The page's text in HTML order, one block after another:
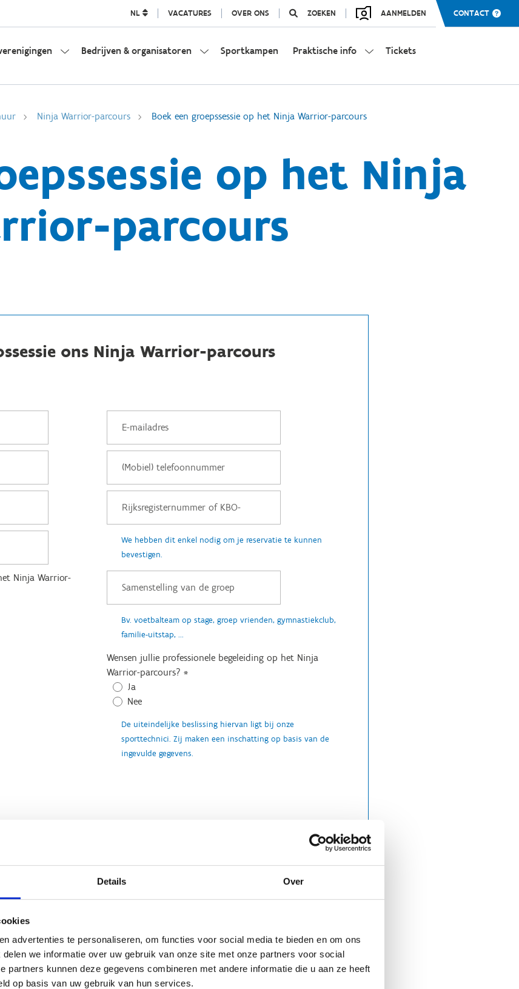
Details Over
advertenties te personaliseren, om functies voor social media te bieden en om ons
we informatie over uw gebruik van onze site met onze partners voor social
partners kunnen deze gegevens combineren met andere informatie die u aan ze heeft
op basis van uw gebruik van hun services.
NL VACATURES OVER ONS ZOEKEN AANMELDEN CONTACT
Bedrijven & organisatoren Sportkampen Praktische info Tickets
Ninja Warrior-parcours Boek een groepssessie op het Ninja Warrior-parcours
op het Ninja
parcours
ons Ninja Warrior-parcours
Ninja Warrior-
We hebben dit enkel nodig om je reservatie te kunnen
bevestigen.
Bv. voetbalteam op stage, groep vrienden, gymnastiekclub,
familie-uitstap, ...
Wensen jullie professionele begeleiding op het Ninja
Warrior-parcours? *
Ja
Nee
De uiteindelijke beslissing hiervan ligt bij onze
sporttechnici. Zij maken een inschatting op basis van de
ingevulde gegevens.